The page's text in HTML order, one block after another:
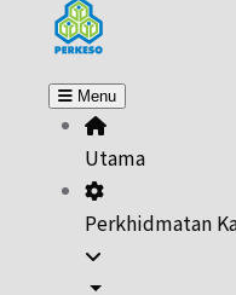
Menu
Utama
Perkhidmatan